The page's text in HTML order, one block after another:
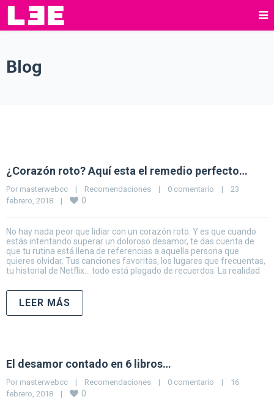
Blog
¿Corazón roto? Aquí esta el remedio perfecto…
Por masterwebcc | Recomendaciones | 0 comentario |
23
febrero, 2018 | 0
No hay nada peor que lidiar con un corazón roto. Y es que cuando
estás intentando superar un doloroso desamor, te das cuenta de
que tu rutina está llena de referencias a aquella persona que
quieres olvidar. Tus canciones favoritas, los lugares que frecuentas,
tu historial de Netflix… todo está plagado de recuerdos. La realidad
LEER MÁS
El desamor contado en 6 libros…
Por masterwebcc | Recomendaciones | 0 comentario |
16
febrero, 2018 | 0